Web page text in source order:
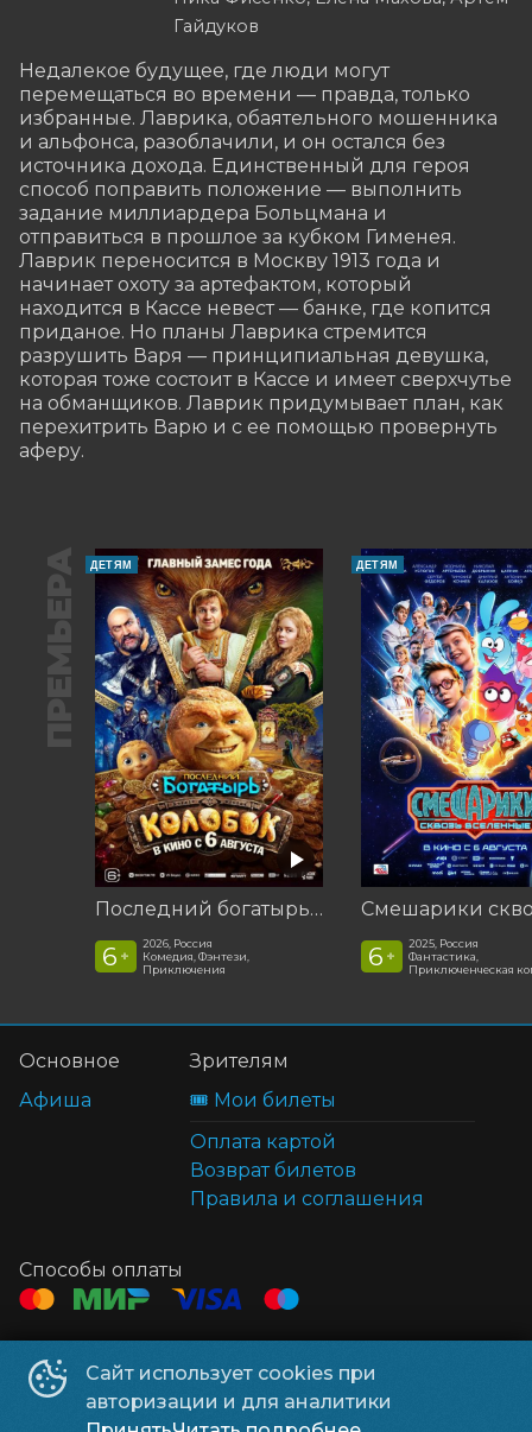
Гайдуков
Недалекое будущее, где люди могут
перемещаться во времени — правда, только
избранные. Лаврика, обаятельного мошенника
и альфонса, разоблачили, и он остался без
источника дохода. Единственный для героя
способ поправить положение — выполнить
задание миллиардера Больцмана и
отправиться в прошлое за кубком Гименея.
Лаврик переносится в Москву 1913 года и
начинает охоту за артефактом, который
находится в Кассе невест — банке, где копится
приданое. Но планы Лаврика стремится
разрушить Варя — принципиальная девушка,
которая тоже состоит в Кассе и имеет сверхчутье
на обманщиков. Лаврик придумывает план, как
перехитрить Варю и с ее помощью провернуть
аферу.
ПРЕМЬЕРА ДЕТЯМ
Последний богатырь. Колобок
6 +
2026, Россия
Комедия, Фэнтези,
Приключения
ДЕТЯМ
6 +
2025, Россия
Фантастика,
Приключенческая
Сайт использует cookies при
авторизации и для аналитики
Основное
Афиша
Зрителям
🎟️ Мои билеты
Оплата картой
Возврат билетов
Правила и соглашения
Способы оплаты
Контакты
ТЦ Клён
+7 914 322-70-60
ТЦ Мега +7 914 689-28-11